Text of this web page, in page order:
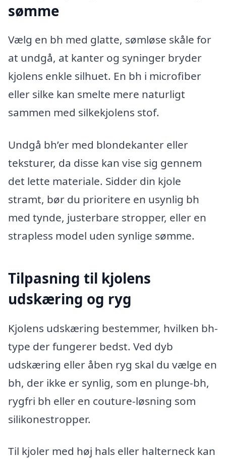
sømme
Vælg en bh med glatte, sømløse skåle for
at undgå, at kanter og syninger bryder
kjolens enkle silhuet. En bh i microfiber
eller silke kan smelte mere naturligt
sammen med silkekjolens stof.
Undgå bh’er med blondekanter eller
teksturer, da disse kan vise sig gennem
det lette materiale. Sidder din kjole
stramt, bør du prioritere en usynlig bh
med tynde, justerbare stropper, eller en
strapless model uden synlige sømme.
Tilpasning til kjolens
udskæring og ryg
Kjolens udskæring bestemmer, hvilken bh-
type der fungerer bedst. Ved dyb
udskæring eller åben ryg skal du vælge en
bh, der ikke er synlig, som en plunge-bh,
rygfri bh eller en couture-løsning som
silikonestropper.
Til kjoler med høj hals eller halterneck kan